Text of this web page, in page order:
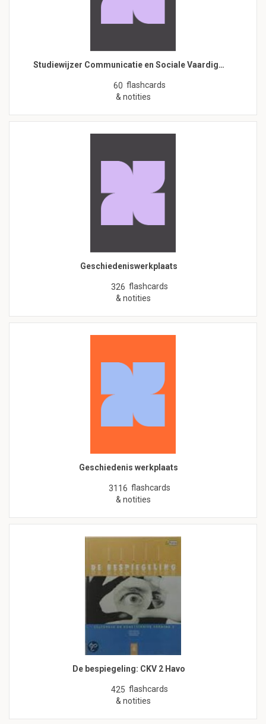
Studiewijzer Communicatie en Sociale Vaardig…
60 flashcards
& notities
Geschiedeniswerkplaats
326 flashcards
& notities
Geschiedenis werkplaats
3116 flashcards
& notities
De bespiegeling: CKV 2 Havo
425 flashcards
& notities